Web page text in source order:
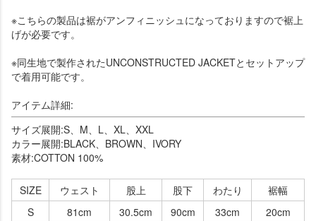
※こちらの製品は裾がアンフィニッシュになっておりますので裾上
げが必要です。
※同生地で製作されたUNCONSTRUCTED JACKETとセットアップ
で着用可能です。
アイテム詳細:
サイズ展開:S、M、L、XL、XXL
カラー展開:BLACK、BROWN、IVORY
素材:COTTON 100%
SIZE ウェスト 股上 股下 わたり
裾幅
S
81cm 30.5cm 90cm 33cm
20cm